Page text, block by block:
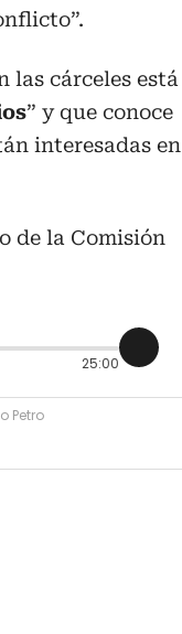
las cárceles está
” y que conoce
interesadas en
de la Comisión
25:00
Petro